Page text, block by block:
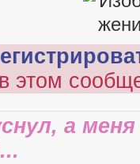
этом
а